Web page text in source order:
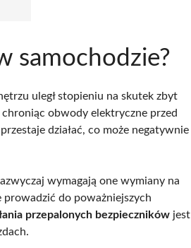
samochodzie?
uległ stopieniu na skutek zbyt
chroniąc obwody elektryczne przed
działać, co może negatywnie
wymagają one wymiany na
do poważniejszych
przepalonych bezpieczników jest